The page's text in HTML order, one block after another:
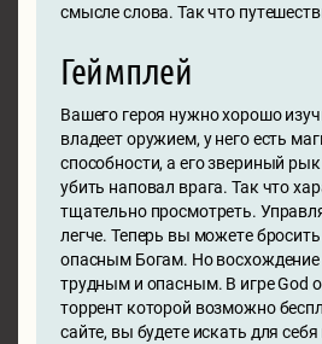
смысле слова. Так что
Геймплей
Вашего героя нужно хорошо
владеет оружием, у него есть
способности, а его звериный
убить наповал врага. Так что
тщательно просмотреть.
легче. Теперь вы можете
опасным Богам. Но
трудным и опасным. В игре God
торрент которой возможно
сайте, вы будете искать для